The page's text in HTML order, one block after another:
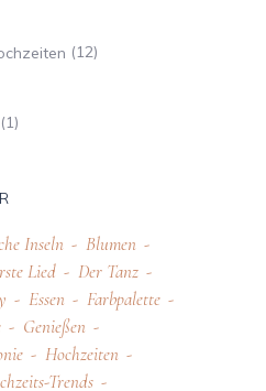
(12)
(1)
Inseln
Blumen
Lied
Der Tanz
Essen
Farbpalette
Genießen
Hochzeiten
Trends